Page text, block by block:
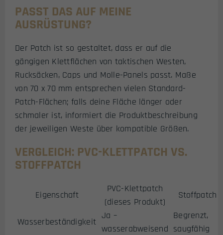
PASST DAS AUF MEINE
AUSRÜSTUNG?
Der Patch ist so gestaltet, dass er auf die
gängigen Klettflächen von taktischen Westen,
Rucksäcken, Caps und Molle-Panels passt. Maße
von 70 x 70 mm entsprechen vielen Standard-
Patch-Flächen; falls deine Fläche länger oder
schmaler ist, informiert die Produktbeschreibung
der jeweiligen Weste über kompatible Größen.
VERGLEICH: PVC-KLETTPATCH VS.
STOFFPATCH
Eigenschaft
PVC-Klettpatch
(dieses Produkt)
Stoffpatch
Wasserbeständigkeit
Ja –
wasserabweisend
Begrenzt,
saugfähig